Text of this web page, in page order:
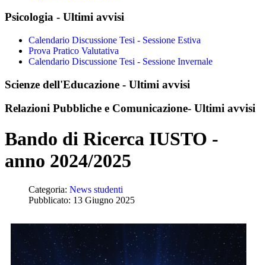
Psicologia - Ultimi avvisi
Calendario Discussione Tesi - Sessione Estiva
Prova Pratico Valutativa
Calendario Discussione Tesi - Sessione Invernale
Scienze dell'Educazione - Ultimi avvisi
Relazioni Pubbliche e Comunicazione- Ultimi avvisi
Bando di Ricerca IUSTO -
anno 2024/2025
Categoria: News studenti
Pubblicato: 13 Giugno 2025